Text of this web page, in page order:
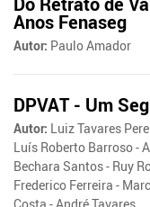
Anos Fenaseg
Autor: Paulo Amador
DPVAT - Um
Autor: Luiz Tavares
Luís Roberto Barroso -
Bechara Santos - Ruy
Frederico Ferreira -